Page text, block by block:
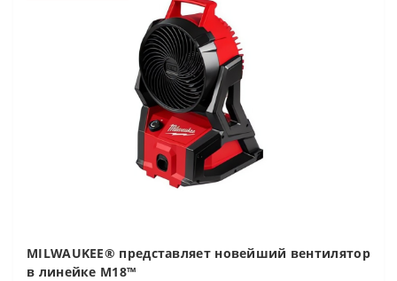
MILWAUKEE® представляет новейший вентилятор
в линейке M18™